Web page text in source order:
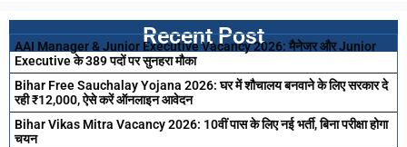
Recent Post
AAI Manager & Junior Executive Vacancy 2026: मैनेजर और Junior
Executive के 389 पदों पर सुनहरा मौका
Bihar Free Sauchalay Yojana 2026: घर में शौचालय बनवाने के लिए सरकार दे
रही ₹12,000, ऐसे करें ऑनलाइन आवेदन
Bihar Vikas Mitra Vacancy 2026: 10वीं पास के लिए नई भर्ती, बिना परीक्षा होगा
चयन